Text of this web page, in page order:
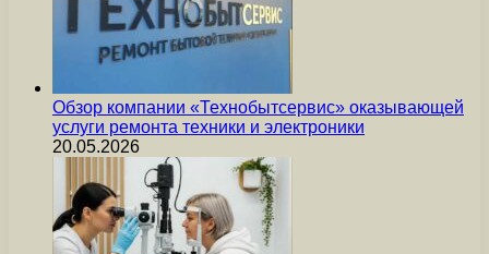
Обзор компании «Технобытсервис» оказывающей
услуги ремонта техники и электроники
20.05.2026